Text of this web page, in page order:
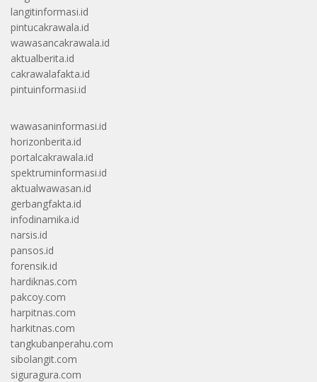
langitinformasi.id
pintucakrawala.id
wawasancakrawala.id
aktualberita.id
cakrawalafakta.id
pintuinformasi.id
wawasaninformasi.id
horizonberita.id
portalcakrawala.id
spektruminformasi.id
aktualwawasan.id
gerbangfakta.id
infodinamika.id
narsis.id
pansos.id
forensik.id
hardiknas.com
pakcoy.com
harpitnas.com
harkitnas.com
tangkubanperahu.com
sibolangit.com
siguragura.com